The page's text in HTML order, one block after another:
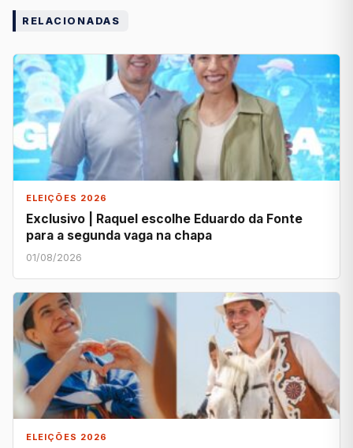
RELACIONADAS
ELEIÇÕES 2026
Exclusivo | Raquel escolhe Eduardo da Fonte
para a segunda vaga na chapa
01/08/2026
ELEIÇÕES 2026